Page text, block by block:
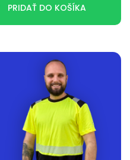
PRIDAŤ DO KOŠÍKA